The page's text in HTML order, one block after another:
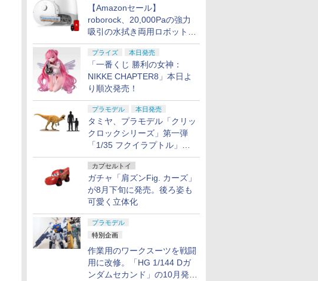
【Amazonセール】
roborock、20,000Paの強力
吸引の水拭き両用ロボット掃
除機「Qrevo Curv 2 Flow」
がお買い得！
プライズ 本日発売
「一番くじ 勝利の女神：
NIKKE CHAPTER8」本日よ
り順次発売！
プラモデル 本日発売
タミヤ、プラモデル「クリッ
クロックシリーズ」第一弾
「1/35 フクイラプトル」本
日発売！
カプセルトイ
ガチャ「肩ズンFig. カーズ」
が8月下旬に発売。後ろ姿も
可愛く立体化
プラモデル
特別企画
作業用のワークスーツを戦闘
用に改修。「HG 1/144 Dガ
ンダムセカンド」の10月発送